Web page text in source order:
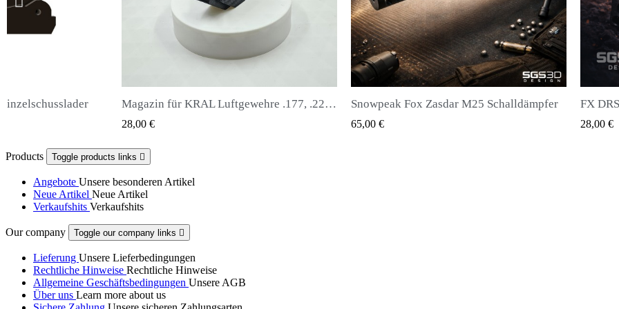
QUICK VIEW Magazin für KRAL Luftgewehre .177, .22, .25 QUICK VIEW
Snowpeak Fox Zasdar M25 Schalldämpfer
65,00 €
QUICK VIEW FX DRS - Magazin für alle Arten von Kugeln
28,00 €
Products Toggle products links 
Angebote Unsere besonderen Artikel
Neue Artikel Neue Artikel
Verkaufshits Verkaufshits
Our company Toggle our company links 
Lieferung Unsere Lieferbedingungen
Rechtliche Hinweise Rechtliche Hinweise
Allgemeine Geschäftsbedingungen Unsere AGB
Über uns Learn more about us